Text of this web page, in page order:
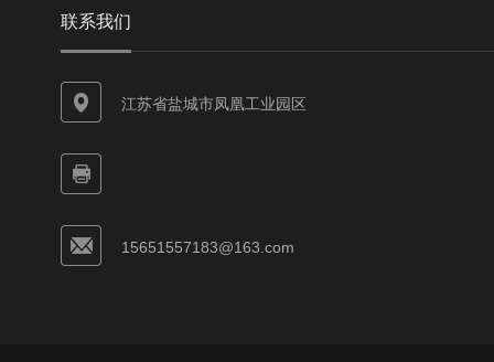
联系我们
江苏省盐城市凤凰工业园区
15651557183@163.com